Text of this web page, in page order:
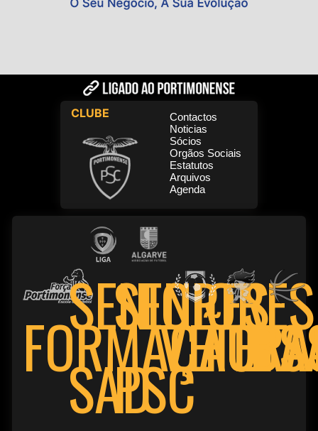
CLUBE
Contactos
Noticias
Sócios
Orgãos Sociais
Estatutos
Arquivos
Agenda
FORMAÇÃO
SENIORES
SAD
SENIORES
PSC